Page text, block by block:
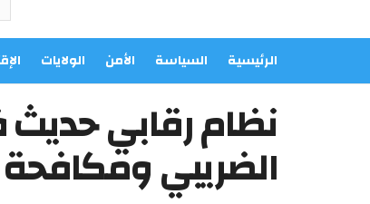
الرئيسية السياسة الأمن الولايات
نظام رقابي حديث
الضريبي